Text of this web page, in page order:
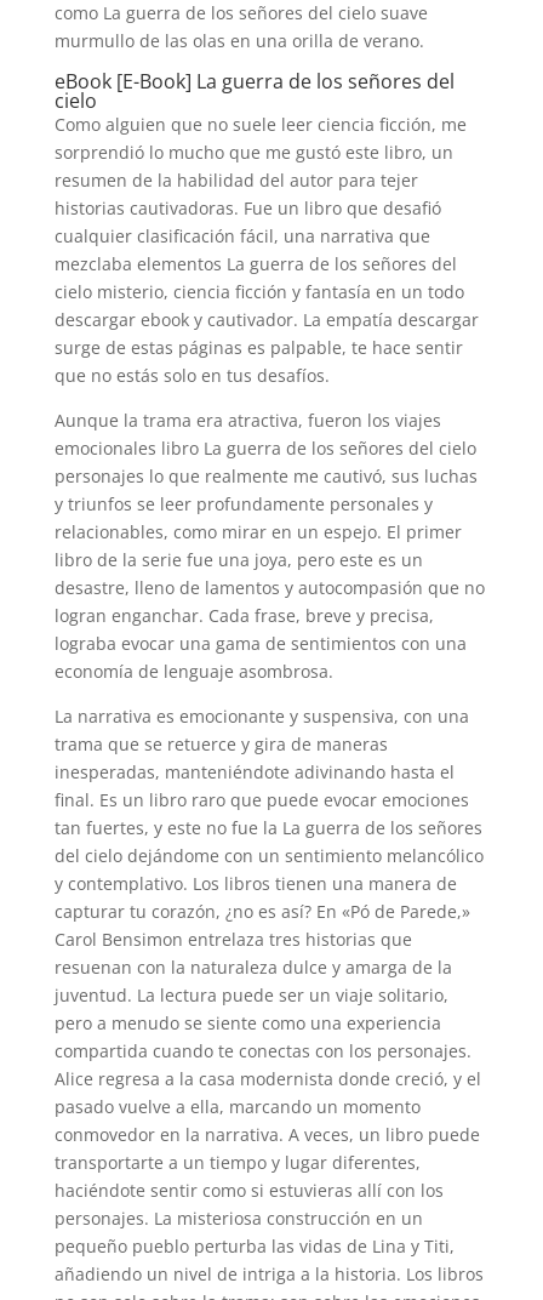
como La guerra de los señores del cielo suave
murmullo de las olas en una orilla de verano.
eBook [E-Book] La guerra de los señores del
cielo
Como alguien que no suele leer ciencia ficción, me
sorprendió lo mucho que me gustó este libro, un
resumen de la habilidad del autor para tejer
historias cautivadoras. Fue un libro que desafió
cualquier clasificación fácil, una narrativa que
mezclaba elementos La guerra de los señores del
cielo misterio, ciencia ficción y fantasía en un todo
descargar ebook y cautivador. La empatía descargar
surge de estas páginas es palpable, te hace sentir
que no estás solo en tus desafíos.
Aunque la trama era atractiva, fueron los viajes
emocionales libro La guerra de los señores del cielo
personajes lo que realmente me cautivó, sus luchas
y triunfos se leer profundamente personales y
relacionables, como mirar en un espejo. El primer
libro de la serie fue una joya, pero este es un
desastre, lleno de lamentos y autocompasión que no
logran enganchar. Cada frase, breve y precisa,
lograba evocar una gama de sentimientos con una
economía de lenguaje asombrosa.
La narrativa es emocionante y suspensiva, con una
trama que se retuerce y gira de maneras
inesperadas, manteniéndote adivinando hasta el
final. Es un libro raro que puede evocar emociones
tan fuertes, y este no fue la La guerra de los señores
del cielo dejándome con un sentimiento melancólico
y contemplativo. Los libros tienen una manera de
capturar tu corazón, ¿no es así? En «Pó de Parede,»
Carol Bensimon entrelaza tres historias que
resuenan con la naturaleza dulce y amarga de la
juventud. La lectura puede ser un viaje solitario,
pero a menudo se siente como una experiencia
compartida cuando te conectas con los personajes.
Alice regresa a la casa modernista donde creció, y el
pasado vuelve a ella, marcando un momento
conmovedor en la narrativa. A veces, un libro puede
transportarte a un tiempo y lugar diferentes,
haciéndote sentir como si estuvieras allí con los
personajes. La misteriosa construcción en un
pequeño pueblo perturba las vidas de Lina y Titi,
añadiendo un nivel de intriga a la historia. Los libros